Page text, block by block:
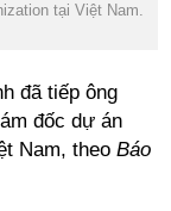
tại Việt Nam.
đã tiếp ông
đốc dự án
Nam, theo Báo